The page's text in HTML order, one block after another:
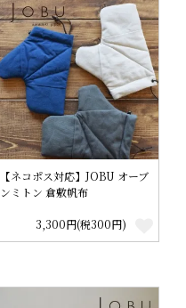
【ネコポス対応】JOBU オーブ
ンミトン 倉敷帆布
3,300円(税300円)